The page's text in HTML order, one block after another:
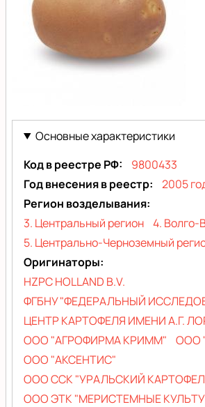
(Innovator)
Основные характеристики
Код в реестре РФ
9800433
Год внесения в реестр
2005
Регион возделывания
3. Центральный регион 4. Волго-
5. Центрально-Черноземный
Оригинаторы
HZPC HOLLAND B.V.
ФГБНУ "ФЕДЕРАЛЬНЫЙ
ЦЕНТР КАРТОФЕЛЯ ИМЕНИ А.Г.
ООО "АГРОФИРМА КРИММ"
ООО
ООО "АКСЕНТИС"
ООО ССК "УРАЛЬСКИЙ
ООО ЭТК "МЕРИСТЕМНЫЕ